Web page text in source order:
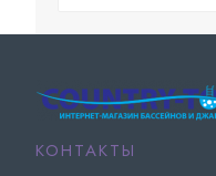
КОНТАКТЫ